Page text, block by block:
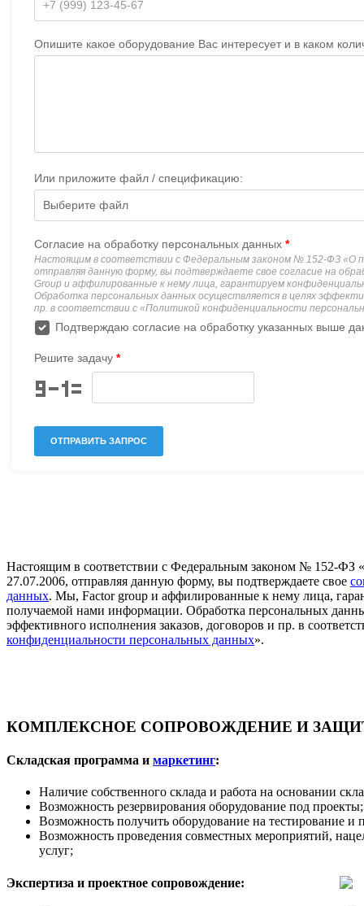
Настоящим в соответствии с Федеральным законом № 152-ФЗ
27.07.2006, отправляя данную форму, вы подтверждаете свое
данных. Мы, Factor group и аффилированные к нему лица,
получаемой нами информации. Обработка персональных
эффективного исполнения заказов, договоров и пр. в
конфиденциальности персональных данных».
КОМПЛЕКСНОЕ СОПРОВОЖДЕНИЕ И
Складская программа и маркетинг:
Наличие собственного склада и работа на основании
Возможность резервирования оборудование под проекты;
Возможность получить оборудование на тестирование и
Возможность проведения совместных мероприятий,
услуг;
Экспертиза и проектное сопровождение: